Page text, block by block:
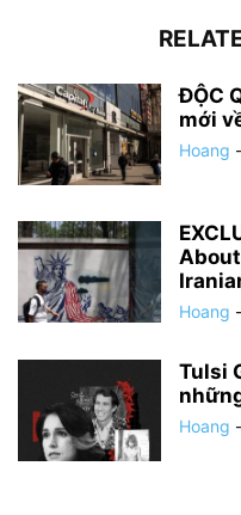
ĐỘC
mới
Hoang -
Hoang -
Tulsi
Hoang -